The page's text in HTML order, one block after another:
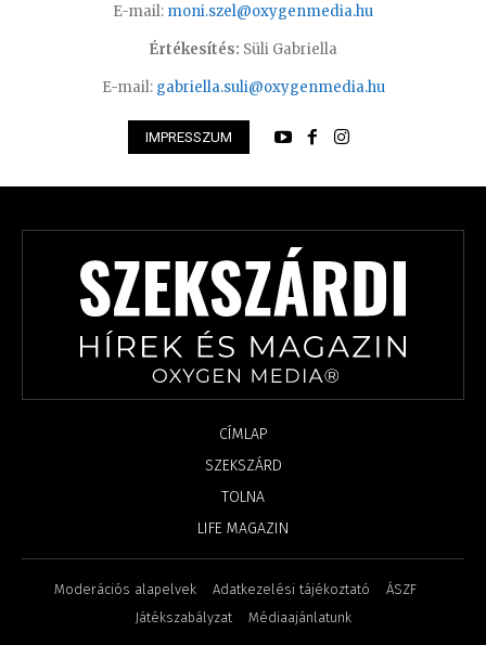
E-mail: moni.szel@oxygenmedia.hu
Értékesítés: Süli Gabriella
E-mail: gabriella.suli@oxygenmedia.hu
IMPRESSZUM
CÍMLAP
SZEKSZÁRD
TOLNA
LIFE MAGAZIN
Moderációs alapelvek Adatkezelési tájékoztató
ÁSZF
Játékszabályzat
Médiaajánlatunk